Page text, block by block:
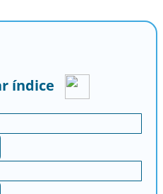
índice